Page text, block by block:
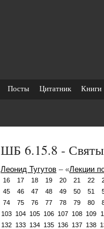
Посты Цитатник Книги
ШБ 6.15.8 -
Леонид Тугутов – «Лекции
16
17 18 19 20 21 22
45
46 47 48 49 50 51
74
75 76 77 78 79 80
103 104 105 106 107 108 109
132 133 134 135 136 137 138